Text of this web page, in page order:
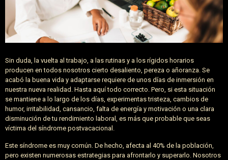
Sin duda, la vuelta al trabajo, a las rutinas y a los rígidos horarios
producen en todos nosotros cierto desaliento, pereza o añoranza. Se
acabó la buena vida y adaptarse requiere de unos días de inmersión en
nuestra nueva realidad. Hasta aquí todo correcto. Pero, si esta situación
se mantiene a lo largo de los días, experimentas tristeza, cambios de
humor, irritabilidad, cansancio, falta de energía y motivación o una clara
disminución de tu rendimiento laboral, es más que probable que seas
víctima del síndrome postvacacional.
Este síndrome es muy común. De hecho, afecta al 40% de la población,
pero existen numerosas estrategias para afrontarlo y superarlo. Nosotros